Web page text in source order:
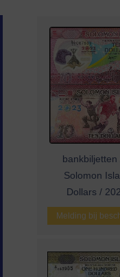
bankbiljetten
Solomon
Dollars /
Melding bij